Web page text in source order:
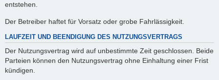
entstehen.
Der Betreiber haftet für Vorsatz oder grobe Fahrlässigkeit.
LAUFZEIT UND BEENDIGUNG DES NUTZUNGSVERTRAGS
Der Nutzungsvertrag wird auf unbestimmte Zeit geschlossen. Beide
Parteien können den Nutzungsvertrag ohne Einhaltung einer Frist
kündigen.